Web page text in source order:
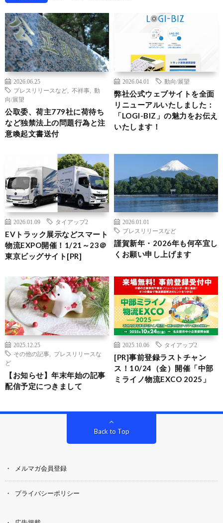
2026.06.25
プレスリリースなど
不祥事
動
向/展望
公取委、荷主779社に荷待ち
など独禁法上の問題行為と注
意喚起文書送付
2026.04.01 動向/展望
弊社公式ウェブサイトを全面
リニューアルいたしました：
「LOGI-BIZ」の魅力をお伝え
いたします！
2026.01.09 タイアップ2
EVトラック展示などスマート
物流EXPO開催！1/21～23＠
東京ビッグサイト[PR]
2026.01.01
プレスリリースなど
謹賀新年・2026年も何卒宜し
くお願い申し上げます
2025.12.25
その他の記事
プレスリリースな
ど
【お知らせ】年末年始の記事
配信予定につきまして
2025.10.06 タイアップ2
[PR]事前登録ラストチャン
ス！10/24（金）開催「中部
ミライノ物流EXCO 2025」
Back to Top
メルマガ会員登録
プライバシーポリシー